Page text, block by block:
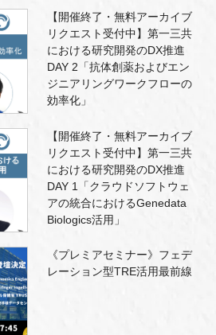
【開催終了・無料アーカイブ
リクエスト受付中】第一三共
における研究開発のDX推進
DAY 2「抗体創薬およびエン
ジニアリングワークフローの
効率化」
【開催終了・無料アーカイブ
リクエスト受付中】第一三共
における研究開発のDX推進
DAY 1「クラウドソフトウェ
アの統合におけるGenedata
Biologics活用」
《プレミアセミナー》フェデ
レーション型TRE活用最前線